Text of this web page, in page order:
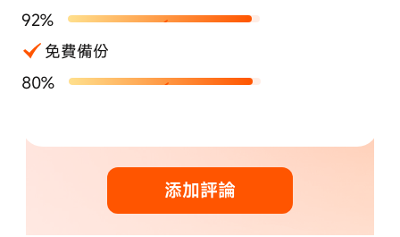
92%
免費備份
80%
添加評論